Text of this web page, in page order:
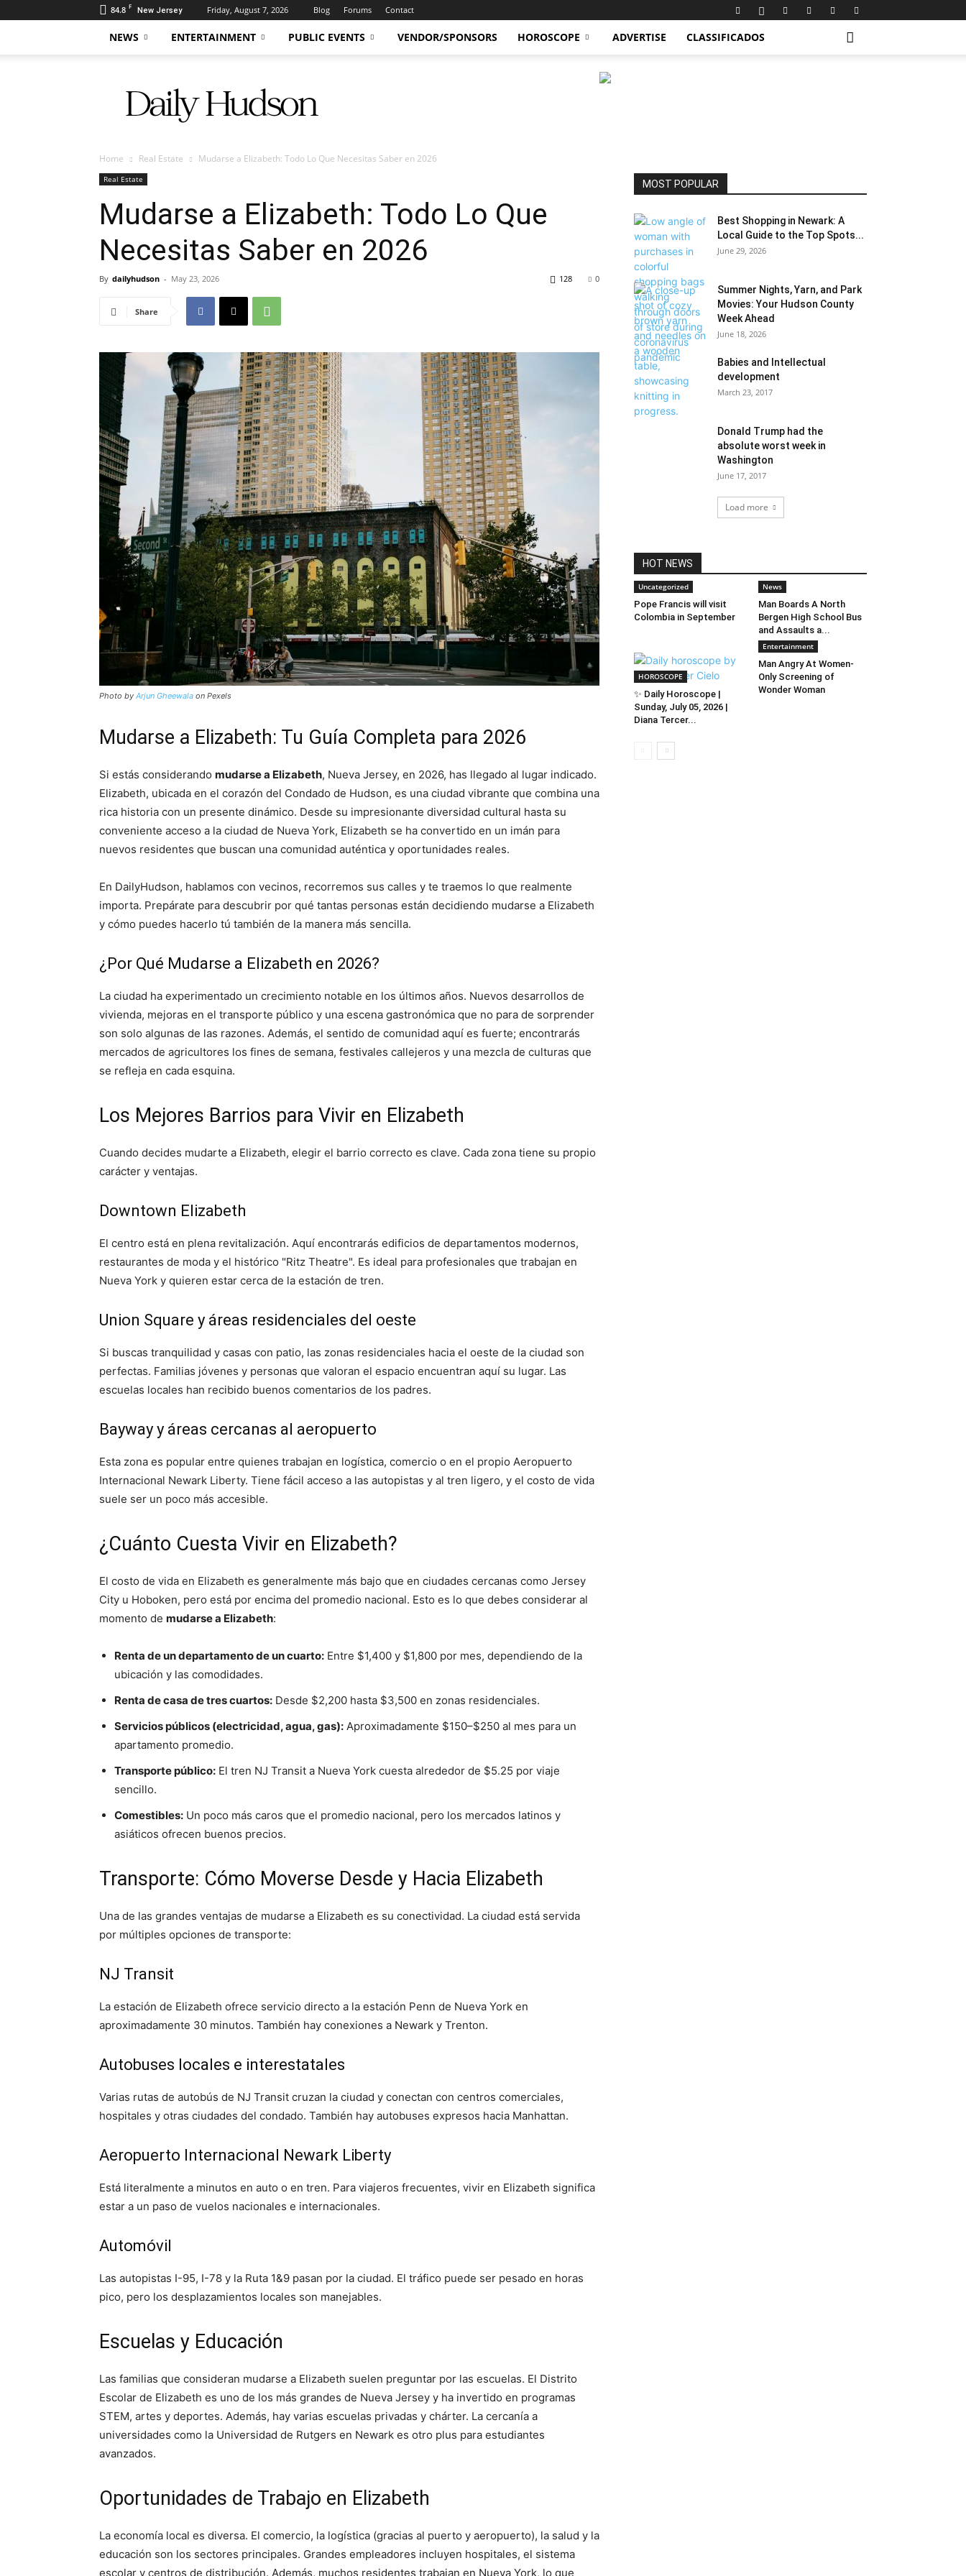
84.8 F New Jersey Friday, August 7, 2026 Blog Forums Contact
NEWS ENTERTAINMENT PUBLIC EVENTS VENDOR/SPONSORS HOROSCOPE ADVERTISE CLASSIFICADOS
Hudson
Home Real Estate Mudarse a Elizabeth: Todo Lo Que Necesitas Saber en 2026
Real Estate
Mudarse a Elizabeth: Todo Lo Que
Necesitas Saber en 2026
By dailyhudson - May 23, 2026 0
128
Share
Photo by Arjun Gheewala on Pexels
Mudarse a Elizabeth: Tu Guía Completa para 2026
Si estás considerando mudarse a Elizabeth, Nueva Jersey, en 2026, has llegado al lugar indicado.
Elizabeth, ubicada en el corazón del Condado de Hudson, es una ciudad vibrante que combina una
rica historia con un presente dinámico. Desde su impresionante diversidad cultural hasta su
conveniente acceso a la ciudad de Nueva York, Elizabeth se ha convertido en un imán para
nuevos residentes que buscan una comunidad auténtica y oportunidades reales.
En DailyHudson, hablamos con vecinos, recorremos sus calles y te traemos lo que realmente
importa. Prepárate para descubrir por qué tantas personas están decidiendo mudarse a Elizabeth
y cómo puedes hacerlo tú también de la manera más sencilla.
¿Por Qué Mudarse a Elizabeth en 2026?
La ciudad ha experimentado un crecimiento notable en los últimos años. Nuevos desarrollos de
vivienda, mejoras en el transporte público y una escena gastronómica que no para de sorprender
son solo algunas de las razones. Además, el sentido de comunidad aquí es fuerte; encontrarás
mercados de agricultores los fines de semana, festivales callejeros y una mezcla de culturas que
se refleja en cada esquina.
Los Mejores Barrios para Vivir en Elizabeth
Cuando decides mudarte a Elizabeth, elegir el barrio correcto es clave. Cada zona tiene su propio
carácter y ventajas.
Downtown Elizabeth
El centro está en plena revitalización. Aquí encontrarás edificios de departamentos modernos,
restaurantes de moda y el histórico "Ritz Theatre". Es ideal para profesionales que trabajan en
Nueva York y quieren estar cerca de la estación de tren.
Union Square y áreas residenciales del oeste
Si buscas tranquilidad y casas con patio, las zonas residenciales hacia el oeste de la ciudad son
perfectas. Familias jóvenes y personas que valoran el espacio encuentran aquí su lugar. Las
escuelas locales han recibido buenos comentarios de los padres.
Bayway y áreas cercanas al aeropuerto
Esta zona es popular entre quienes trabajan en logística, comercio o en el propio Aeropuerto
Internacional Newark Liberty. Tiene fácil acceso a las autopistas y al tren ligero, y el costo de vida
suele ser un poco más accesible.
¿Cuánto Cuesta Vivir en Elizabeth?
El costo de vida en Elizabeth es generalmente más bajo que en ciudades cercanas como Jersey
City u Hoboken, pero está por encima del promedio nacional. Esto es lo que debes considerar al
momento de mudarse a Elizabeth:
Renta de un departamento de un cuarto: Entre $1,400 y $1,800 por mes, dependiendo de la
ubicación y las comodidades.
Renta de casa de tres cuartos: Desde $2,200 hasta $3,500 en zonas residenciales.
Servicios públicos (electricidad, agua, gas): Aproximadamente $150–$250 al mes para un
apartamento promedio.
Transporte público: El tren NJ Transit a Nueva York cuesta alrededor de $5.25 por viaje
sencillo.
Comestibles: Un poco más caros que el promedio nacional, pero los mercados latinos y
asiáticos ofrecen buenos precios.
Transporte: Cómo Moverse Desde y Hacia Elizabeth
Una de las grandes ventajas de mudarse a Elizabeth es su conectividad. La ciudad está servida
por múltiples opciones de transporte:
NJ Transit
La estación de Elizabeth ofrece servicio directo a la estación Penn de Nueva York en
aproximadamente 30 minutos. También hay conexiones a Newark y Trenton.
Autobuses locales e interestatales
Varias rutas de autobús de NJ Transit cruzan la ciudad y conectan con centros comerciales,
hospitales y otras ciudades del condado. También hay autobuses expresos hacia Manhattan.
Aeropuerto Internacional Newark Liberty
Está literalmente a minutos en auto o en tren. Para viajeros frecuentes, vivir en Elizabeth significa
estar a un paso de vuelos nacionales e internacionales.
Automóvil
Las autopistas I-95, I-78 y la Ruta 1&9 pasan por la ciudad. El tráfico puede ser pesado en horas
pico, pero los desplazamientos locales son manejables.
Escuelas y Educación
Las familias que consideran mudarse a Elizabeth suelen preguntar por las escuelas. El Distrito
Escolar de Elizabeth es uno de los más grandes de Nueva Jersey y ha invertido en programas
STEM, artes y deportes. Además, hay varias escuelas privadas y chárter. La cercanía a
universidades como la Universidad de Rutgers en Newark es otro plus para estudiantes
avanzados.
Oportunidades de Trabajo en Elizabeth
La economía local es diversa. El comercio, la logística (gracias al puerto y aeropuerto), la salud y la
educación son los sectores principales. Grandes empleadores incluyen hospitales, el sistema
escolar y centros de distribución. Además, muchos residentes trabajan en Nueva York, lo que
MOST POPULAR
Best Shopping in Newark: A
Local Guide to the Top Spots...
June 29, 2026
Summer Nights, Yarn, and Park
Movies: Your Hudson County
Week Ahead
June 18, 2026
Babies and Intellectual
development
March 23, 2017
Donald Trump had the
absolute worst week in
Washington
June 17, 2017
Load more
HOT NEWS
Uncategorized
Pope Francis will visit
Colombia in September
News
Man Boards A North
Bergen High School Bus
and Assaults a...
HOROSCOPE
✨ Daily Horoscope |
Sunday, July 05, 2026 |
Diana Tercer...
Entertainment
Man Angry At Women-
Only Screening of
Wonder Woman